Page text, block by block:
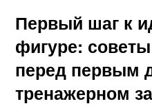
Первый шаг к
фигуре:
перед первым
тренажерном